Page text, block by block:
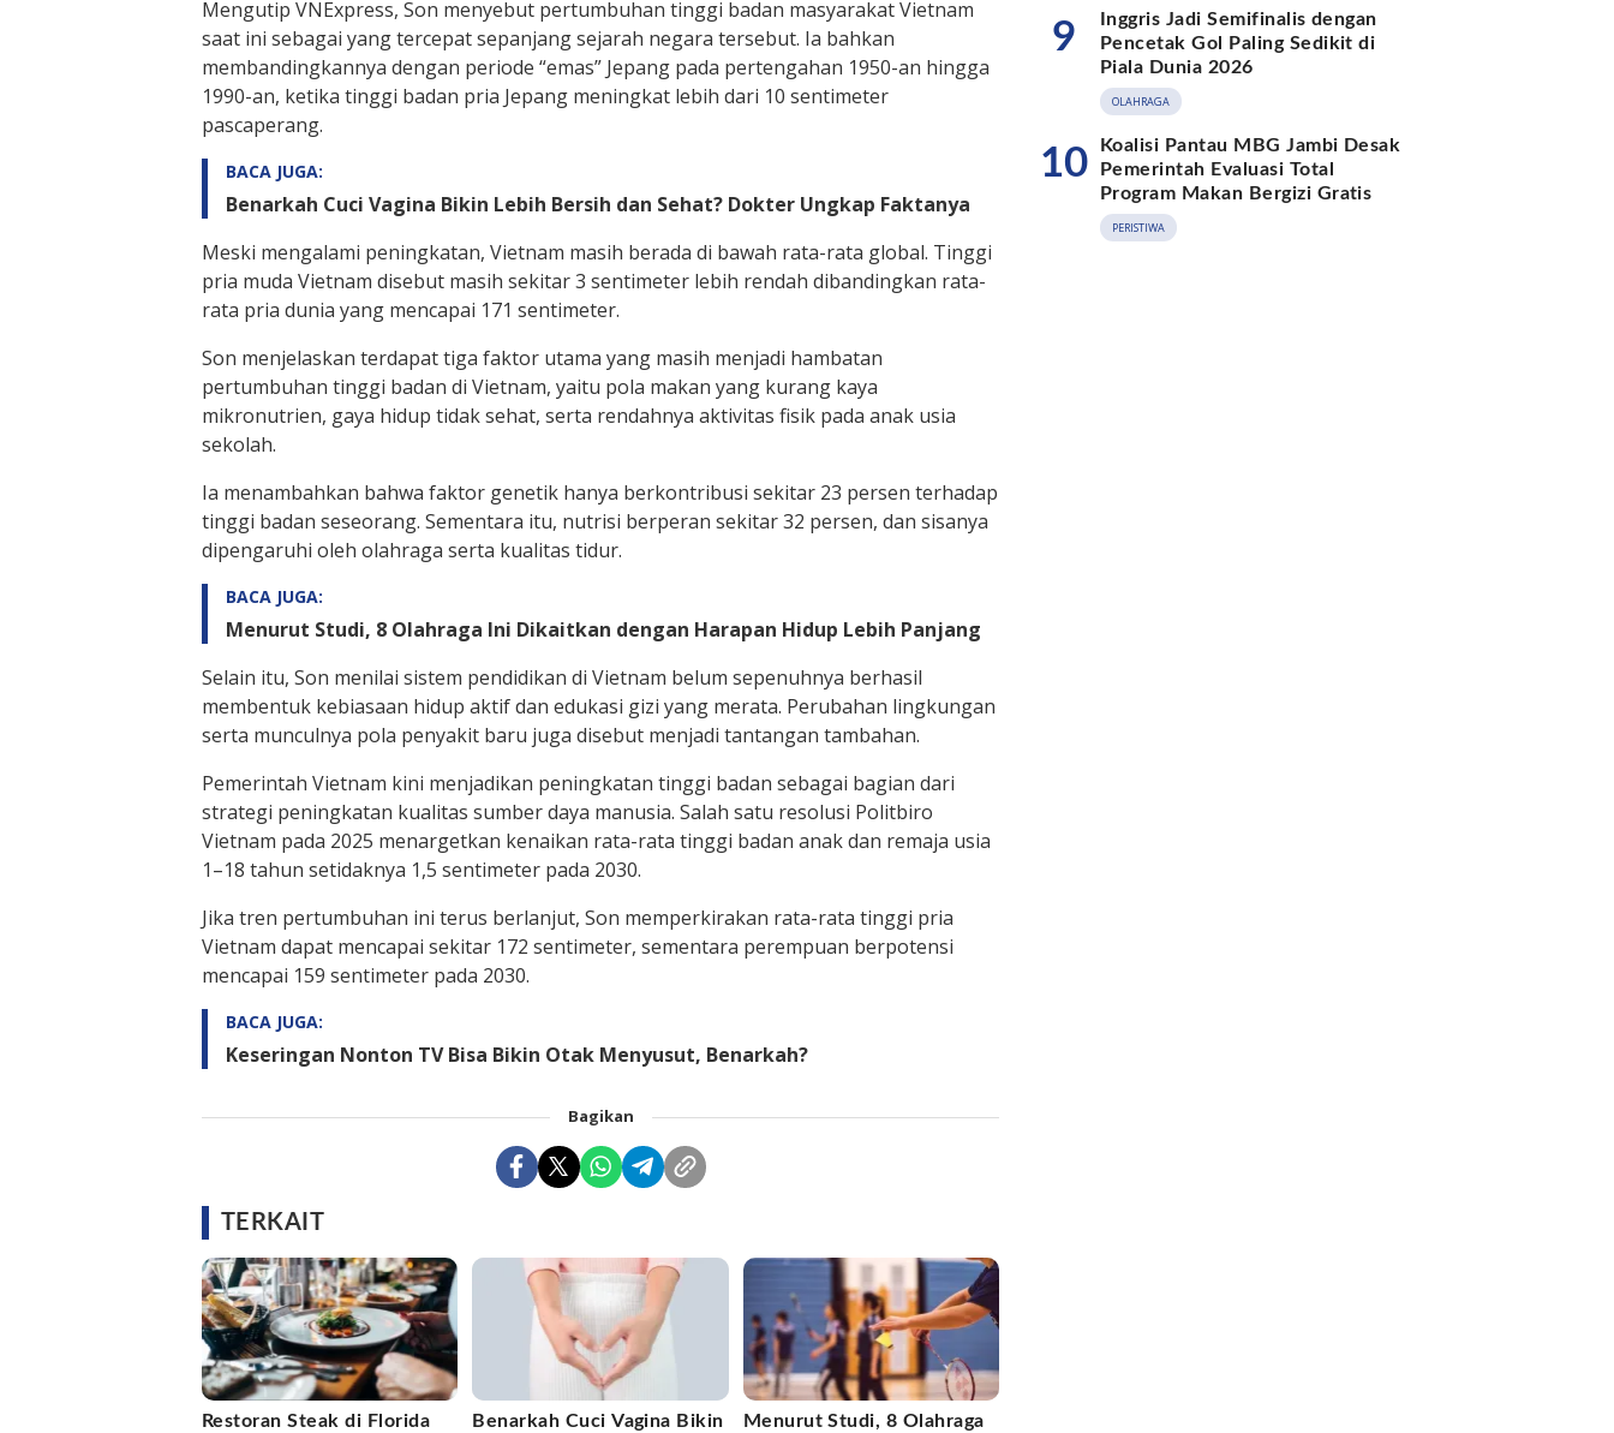
Mengutip VNExpress, Son menyebut pertumbuhan tinggi badan masyarakat Vietnam
saat ini sebagai yang tercepat sepanjang sejarah negara tersebut. Ia bahkan
membandingkannya dengan periode “emas” Jepang pada pertengahan 1950-an hingga
1990-an, ketika tinggi badan pria Jepang meningkat lebih dari 10 sentimeter
pascaperang.
BACA JUGA:
Benarkah Cuci Vagina Bikin Lebih Bersih dan Sehat? Dokter Ungkap Faktanya
Meski mengalami peningkatan, Vietnam masih berada di bawah rata-rata global. Tinggi
pria muda Vietnam disebut masih sekitar 3 sentimeter lebih rendah dibandingkan rata-
rata pria dunia yang mencapai 171 sentimeter.
Son menjelaskan terdapat tiga faktor utama yang masih menjadi hambatan
pertumbuhan tinggi badan di Vietnam, yaitu pola makan yang kurang kaya
mikronutrien, gaya hidup tidak sehat, serta rendahnya aktivitas fisik pada anak usia
sekolah.
Ia menambahkan bahwa faktor genetik hanya berkontribusi sekitar 23 persen terhadap
tinggi badan seseorang. Sementara itu, nutrisi berperan sekitar 32 persen, dan sisanya
dipengaruhi oleh olahraga serta kualitas tidur.
BACA JUGA:
Menurut Studi, 8 Olahraga Ini Dikaitkan dengan Harapan Hidup Lebih Panjang
Selain itu, Son menilai sistem pendidikan di Vietnam belum sepenuhnya berhasil
membentuk kebiasaan hidup aktif dan edukasi gizi yang merata. Perubahan lingkungan
serta munculnya pola penyakit baru juga disebut menjadi tantangan tambahan.
Pemerintah Vietnam kini menjadikan peningkatan tinggi badan sebagai bagian dari
strategi peningkatan kualitas sumber daya manusia. Salah satu resolusi Politbiro
Vietnam pada 2025 menargetkan kenaikan rata-rata tinggi badan anak dan remaja usia
1–18 tahun setidaknya 1,5 sentimeter pada 2030.
Jika tren pertumbuhan ini terus berlanjut, Son memperkirakan rata-rata tinggi pria
Vietnam dapat mencapai sekitar 172 sentimeter, sementara perempuan berpotensi
mencapai 159 sentimeter pada 2030.
BACA JUGA:
Keseringan Nonton TV Bisa Bikin Otak Menyusut, Benarkah?
Bagikan
TERKAIT
Restoran Steak di Florida
Benarkah Cuci Vagina Bikin
Menurut Studi, 8 Olahraga
9
Inggris Jadi Semifinalis dengan
Pencetak Gol Paling Sedikit di
Piala Dunia 2026
OLAHRAGA
10
Koalisi Pantau MBG Jambi Desak
Pemerintah Evaluasi Total
Program Makan Bergizi Gratis
PERISTIWA